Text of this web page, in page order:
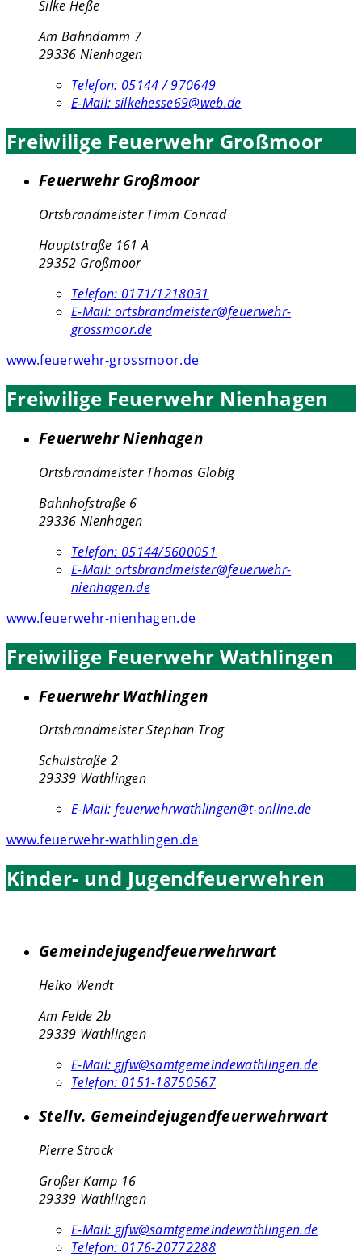
Silke Heße
Am Bahndamm 7
29336 Nienhagen
Telefon: 05144 / 970649
E-Mail: silkehesse69@web.de
Freiwilige Feuerwehr Großmoor
Feuerwehr Großmoor
Ortsbrandmeister Timm Conrad
Hauptstraße 161 A
29352 Großmoor
Telefon: 0171/1218031
E-Mail: ortsbrandmeister@feuerwehr-
grossmoor.de
www.feuerwehr-grossmoor.de
Freiwilige Feuerwehr Nienhagen
Feuerwehr Nienhagen
Ortsbrandmeister Thomas Globig
Bahnhofstraße 6
29336 Nienhagen
Telefon: 05144/5600051
E-Mail: ortsbrandmeister@feuerwehr-
nienhagen.de
www.feuerwehr-nienhagen.de
Freiwilige Feuerwehr Wathlingen
Feuerwehr Wathlingen
Ortsbrandmeister Stephan Trog
Schulstraße 2
29339 Wathlingen
E-Mail: feuerwehrwathlingen@t-online.de
www.feuerwehr-wathlingen.de
Kinder- und Jugendfeuerwehren
Gemeindejugendfeuerwehrwart
Heiko Wendt
Am Felde 2b
29339 Wathlingen
E-Mail: gjfw@samtgemeindewathlingen.de
Telefon: 0151-18750567
Stellv. Gemeindejugendfeuerwehrwart
Pierre Strock
Großer Kamp 16
29339 Wathlingen
E-Mail: gjfw@samtgemeindewathlingen.de
Telefon: 0176-20772288